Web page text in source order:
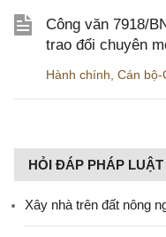
Công văn 7918/
trao đổi chuyên
Hành chính Cán bộ-
HỎI ĐÁP PHÁP
Xây nhà trên đất nông